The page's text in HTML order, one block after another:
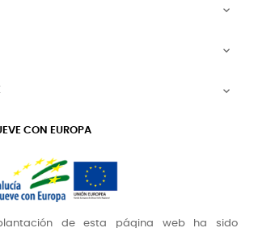



CON EUROPA
de esta página web ha sido